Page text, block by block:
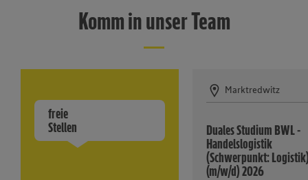
Komm in unser Team
freie
Stellen
Marktredwitz
Duales Studium BWL -
Handelslogistik
(Schwerpunkt:
(m/w/d) 2026